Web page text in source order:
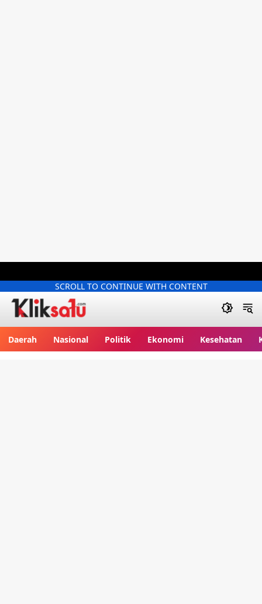
SCROLL TO CONTINUE WITH CONTENT
Daerah Nasional Politik Ekonomi Kesehatan